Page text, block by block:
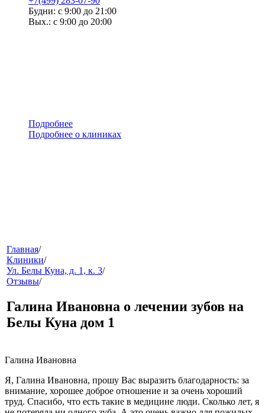
Будни: с 9:00 до 21:00
Вых.: с 9:00 до 20:00
Подробнее
Подробнее о клиниках
меню
звонок
Главная/
Клиники/
Ул. Белы Куна, д. 1, к. 3/
Отзывы/
Галина Ивановна о лечении зубов на
Белы Куна дом 1
Галина Ивановна
Я, Галина Ивановна, прошу Вас выразить благодарность: за
внимание, хорошее доброе отношение и за очень хороший
труд. Спасибо, что есть такие в медицине люди. Сколько лет, я